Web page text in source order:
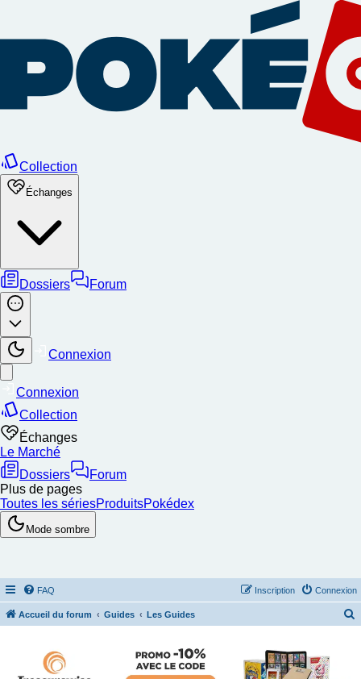
FAQ Connexion
Inscription
Accueil du forum Guides Les Guides